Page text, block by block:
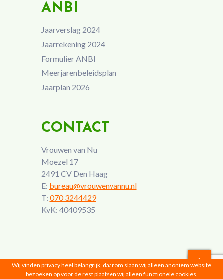
ANBI
Jaarverslag 2024
Jaarrekening 2024
Formulier ANBI
Meerjarenbeleidsplan
Jaarplan 2026
CONTACT
Vrouwen van Nu
Moezel 17
2491 CV Den Haag
E: bureau@vrouwenvannu.nl
T: 070 3244429
KvK: 40409535
Wij vinden privacy heel belangrijk, daarom slaan wij alleen anoniem website
bezoeken op voor de rest plaatsen wij alleen functionele cookies,